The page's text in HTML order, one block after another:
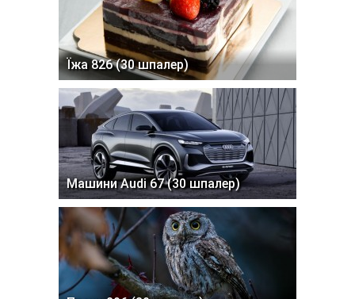
Їжа 826 (30 шпалер)
Машини Audi 67 (30 шпалер)